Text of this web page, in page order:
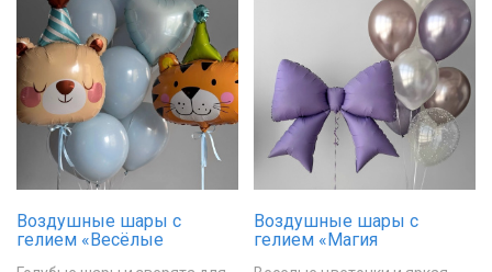
Воздушные шары с
гелием «Весёлые
Воздушные шары с
гелием «Магия